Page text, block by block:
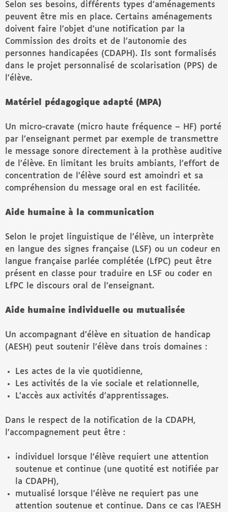
Selon ses besoins, différents types d’aménagements
peuvent être mis en place. Certains aménagements
doivent faire l’objet d’une notification par la
Commission des droits et de l’autonomie des
personnes handicapées (CDAPH). Ils sont formalisés
dans le projet personnalisé de scolarisation (PPS) de
l’élève.
Matériel pédagogique adapté (MPA)
Un micro-cravate (micro haute fréquence – HF) porté
par l’enseignant permet par exemple de transmettre
le message sonore directement à la prothèse auditive
de l’élève. En limitant les bruits ambiants, l’effort de
concentration de l’élève sourd est amoindri et sa
compréhension du message oral en est facilitée.
Aide humaine à la communication
Selon le projet linguistique de l’élève, un interprète
en langue des signes française (LSF) ou un codeur en
langue française parlée complétée (LfPC) peut être
présent en classe pour traduire en LSF ou coder en
LfPC le discours oral de l’enseignant.
Aide humaine individuelle ou mutualisée
Un accompagnant d’élève en situation de handicap
(AESH) peut soutenir l’élève dans trois domaines :
Les actes de la vie quotidienne,
Les activités de la vie sociale et relationnelle,
L’accès aux activités d’apprentissages.
Dans le respect de la notification de la CDAPH,
l’accompagnement peut être :
individuel lorsque l’élève requiert une attention
soutenue et continue (une quotité est notifiée par
la CDAPH),
mutualisé lorsque l’élève ne requiert pas une
attention soutenue et continue. Dans ce cas l’AESH